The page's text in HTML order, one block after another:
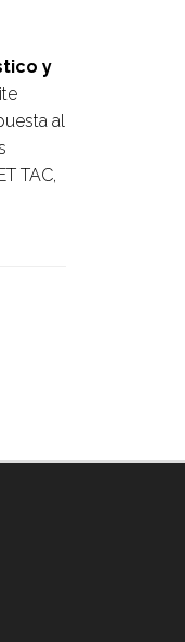
y
al
TAC,